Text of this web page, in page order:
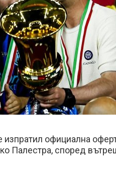
официална
Палестра, според